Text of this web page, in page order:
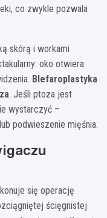
co zwykle pozwala
skórą i workami
oko otwiera
Blefaroplastyka
. Jeśli ptoza jest
wystarczyć –
podwieszenie mięśnia.
się operację
ścięgnistej